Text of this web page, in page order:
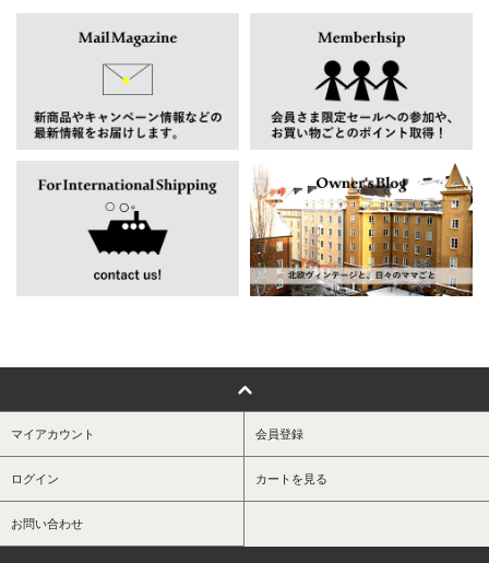
マイアカウント 会員登録
ログイン カートを見る
お問い合わせ